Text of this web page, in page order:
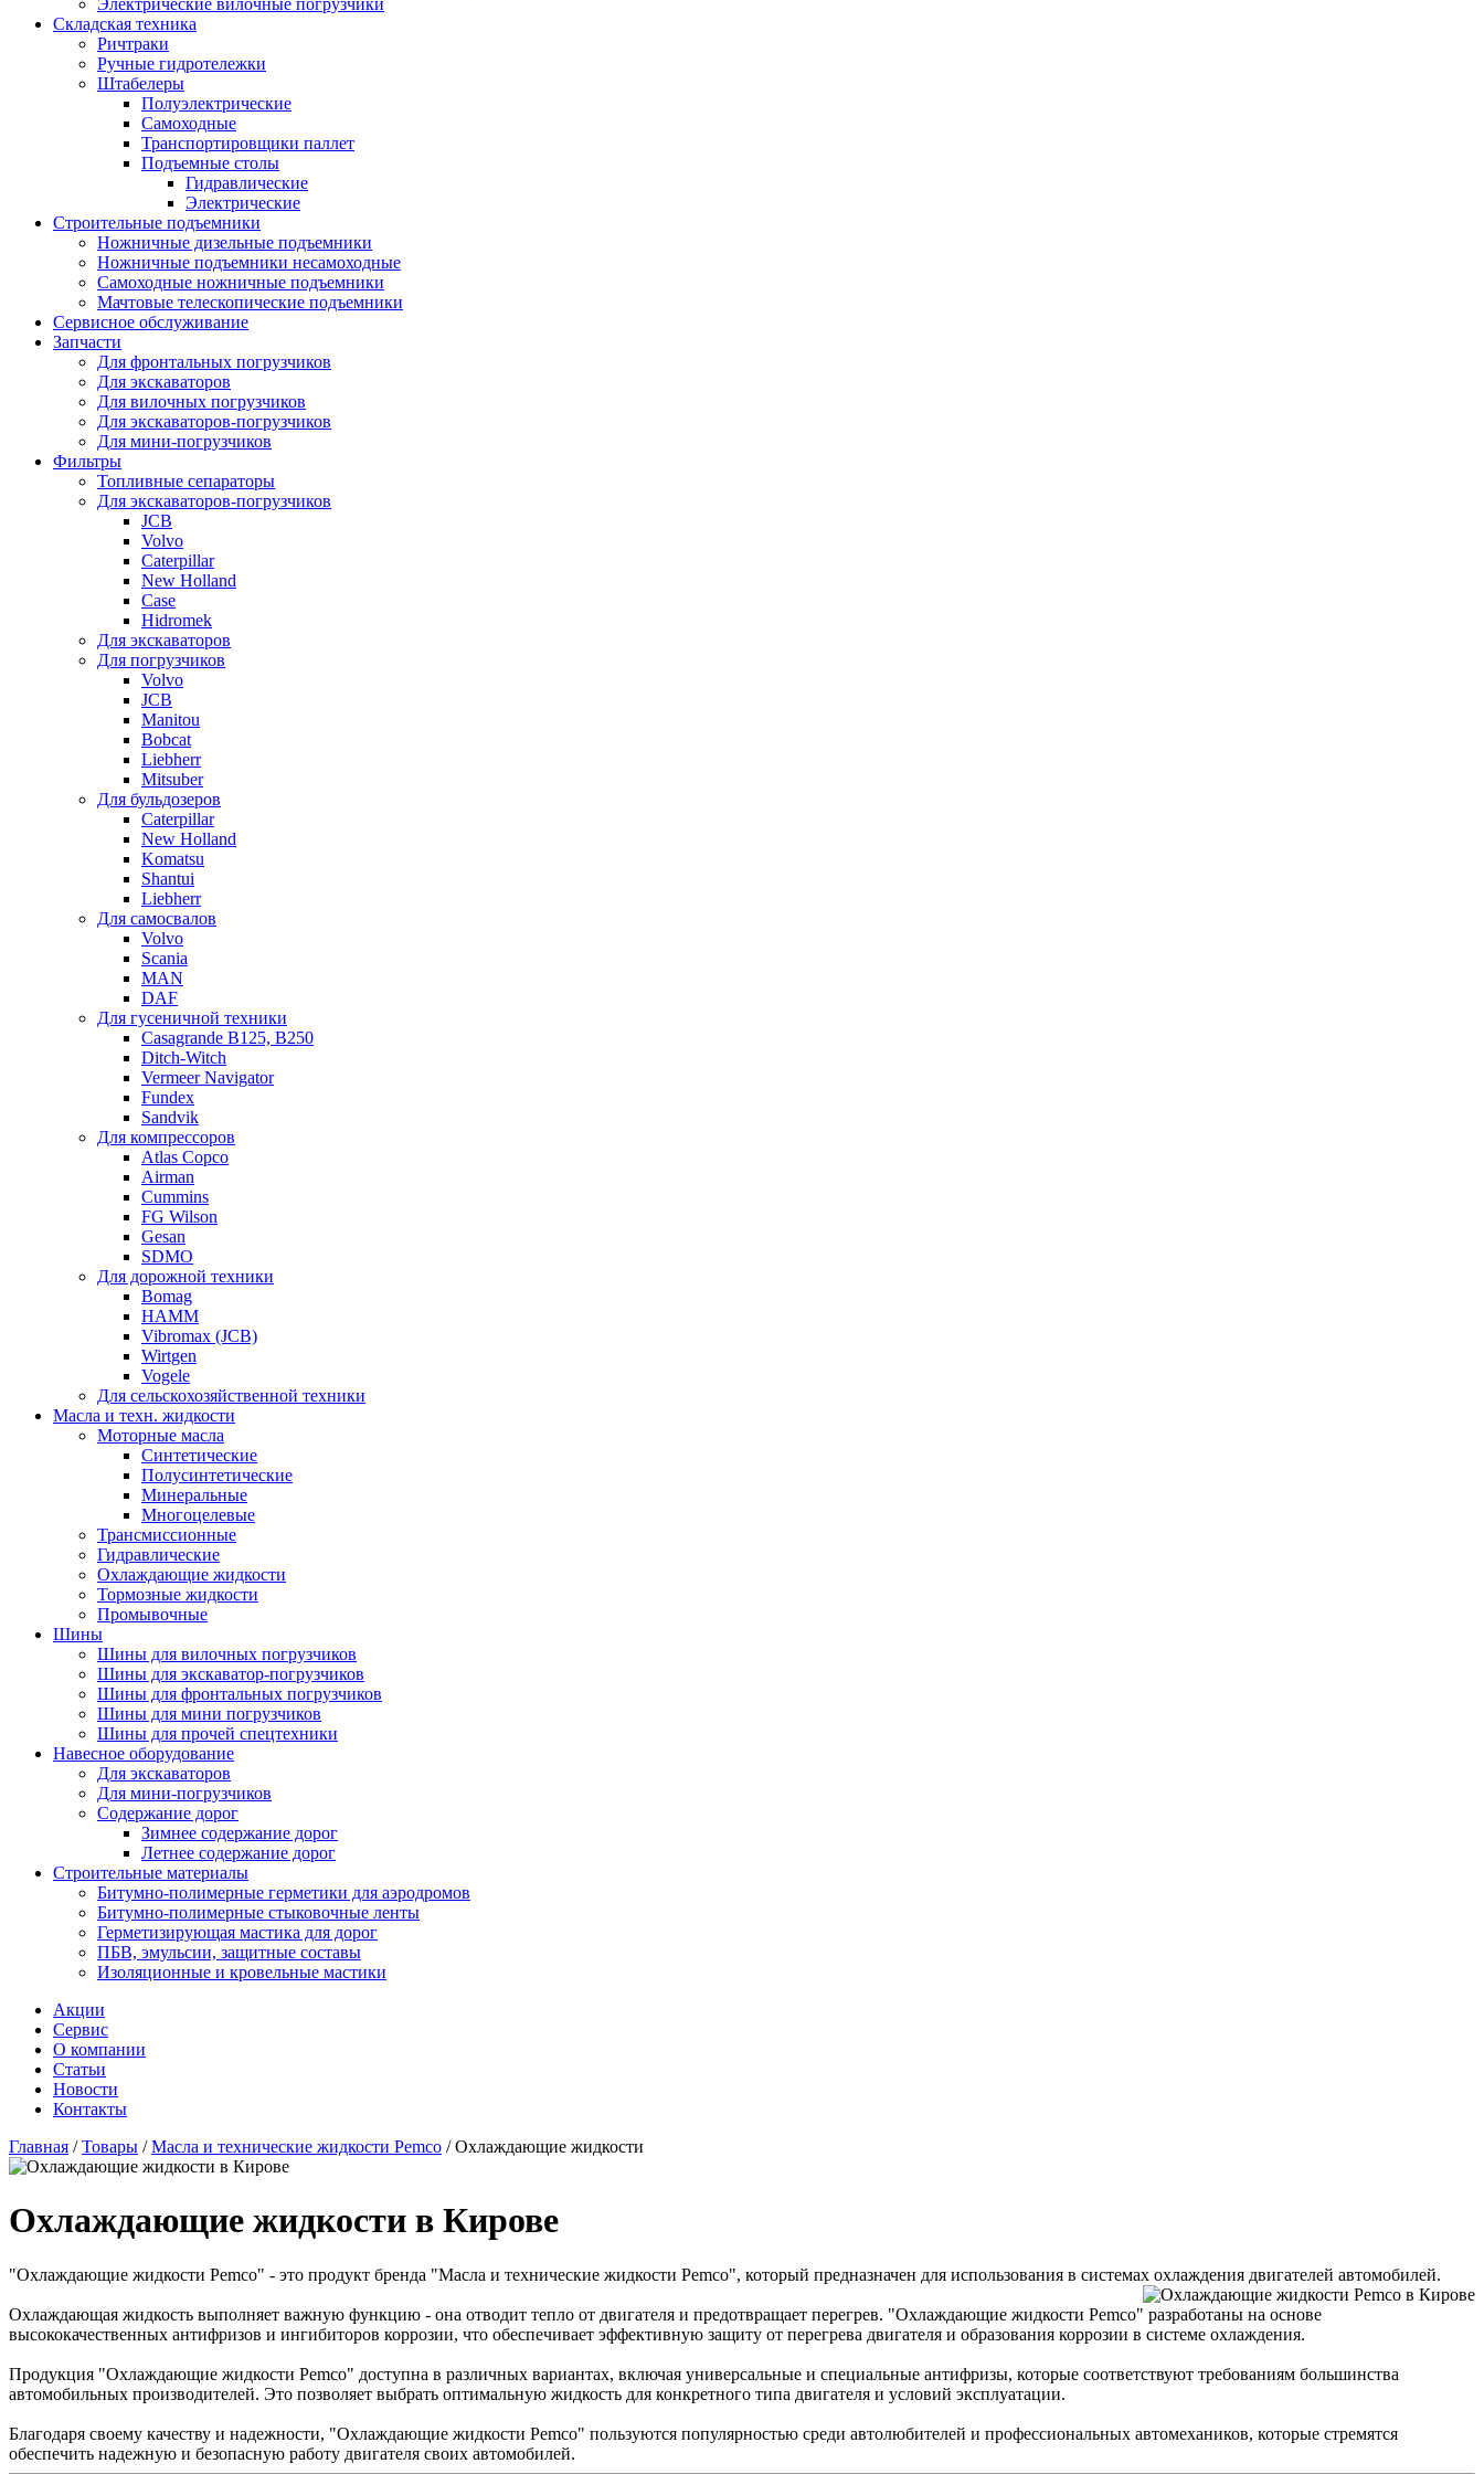
Складская техника
Ричтраки
Ручные гидротележки
Штабелеры
Полуэлектрические
Самоходные
Транспортировщики паллет
Подъемные столы
Гидравлические
Электрические
Строительные подъемники
Ножничные дизельные подъемники
Ножничные подъемники несамоходные
Самоходные ножничные подъемники
Мачтовые телескопические подъемники
Сервисное обслуживание
Запчасти
Для фронтальных погрузчиков
Для экскаваторов
Для вилочных погрузчиков
Для экскаваторов-погрузчиков
Для мини-погрузчиков
Фильтры
Топливные сепараторы
Для экскаваторов-погрузчиков
JCB
Volvo
Caterpillar
New Holland
Case
Hidromek
Для экскаваторов
Для погрузчиков
Volvo
JCB
Manitou
Bobcat
Liebherr
Mitsuber
Для бульдозеров
Caterpillar
New Holland
Komatsu
Shantui
Liebherr
Для самосвалов
Volvo
Scania
MAN
DAF
Для гусеничной техники
Casagrande B125, B250
Ditch-Witch
Vermeer Navigator
Fundex
Sandvik
Для компрессоров
Atlas Copco
Airman
Cummins
FG Wilson
Gesan
SDMO
Для дорожной техники
Bomag
HAMM
Vibromax (JCB)
Wirtgen
Vogele
Для сельскохозяйственной техники
Масла и техн. жидкости
Моторные масла
Синтетические
Полусинтетические
Минеральные
Многоцелевые
Трансмиссионные
Гидравлические
Охлаждающие жидкости
Тормозные жидкости
Промывочные
Шины
Шины для вилочных погрузчиков
Шины для экскаватор-погрузчиков
Шины для фронтальных погрузчиков
Шины для мини погрузчиков
Шины для прочей спецтехники
Навесное оборудование
Для экскаваторов
Для мини-погрузчиков
Содержание дорог
Зимнее содержание дорог
Летнее содержание дорог
Строительные материалы
Битумно-полимерные герметики для аэродромов
Битумно-полимерные стыковочные ленты
Герметизирующая мастика для дорог
ПБВ, эмульсии, защитные составы
Изоляционные и кровельные мастики
Акции
Сервис
О компании
Статьи
Новости
Контакты
Главная /Товары /Масла и технические жидкости Pemco /Охлаждающие жидкости
Охлаждающие жидкости в Кирове
"Охлаждающие жидкости Pemco" - это продукт бренда "Масла и технические жидкости Pemco", который предназначен для использования в системах охлаждения двигателей автомобилей.
Охлаждающая жидкость выполняет важную функцию - она отводит тепло от двигателя и предотвращает перегрев. "Охлаждающие жидкости Pemco" разработаны на основе
высококачественных антифризов и ингибиторов коррозии, что обеспечивает эффективную защиту от перегрева двигателя и образования коррозии в системе охлаждения.
Продукция "Охлаждающие жидкости Pemco" доступна в различных вариантах, включая универсальные и специальные антифризы, которые соответствуют требованиям большинства
автомобильных производителей. Это позволяет выбрать оптимальную жидкость для конкретного типа двигателя и условий эксплуатации.
Благодаря своему качеству и надежности, "Охлаждающие жидкости Pemco" пользуются популярностью среди автолюбителей и профессиональных автомехаников, которые стремятся
обеспечить надежную и безопасную работу двигателя своих автомобилей.